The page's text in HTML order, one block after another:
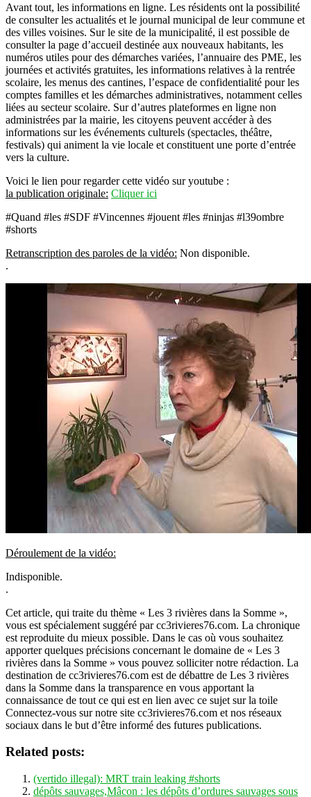
Avant tout, les informations en ligne. Les résidents ont la possibilité
de consulter les actualités et le journal municipal de leur commune et
des villes voisines. Sur le site de la municipalité, il est possible de
consulter la page d’accueil destinée aux nouveaux habitants, les
numéros utiles pour des démarches variées, l’annuaire des PME, les
journées et activités gratuites, les informations relatives à la rentrée
scolaire, les menus des cantines, l’espace de confidentialité pour les
comptes familles et les démarches administratives, notamment celles
liées au secteur scolaire. Sur d’autres plateformes en ligne non
administrées par la mairie, les citoyens peuvent accéder à des
informations sur les événements culturels (spectacles, théâtre,
festivals) qui animent la vie locale et constituent une porte d’entrée
vers la culture.
Voici le lien pour regarder cette vidéo sur youtube :
la publication originale: Cliquer ici
#Quand #les #SDF #Vincennes #jouent #les #ninjas #l39ombre
#shorts
Retranscription des paroles de la vidéo: Non disponible.
.
Déroulement de la vidéo:
Indisponible.
.
Cet article, qui traite du thème « Les 3 rivières dans la Somme »,
vous est spécialement suggéré par cc3rivieres76.com. La chronique
est reproduite du mieux possible. Dans le cas où vous souhaitez
apporter quelques précisions concernant le domaine de « Les 3
rivières dans la Somme » vous pouvez solliciter notre rédaction. La
destination de cc3rivieres76.com est de débattre de Les 3 rivières
dans la Somme dans la transparence en vous apportant la
connaissance de tout ce qui est en lien avec ce sujet sur la toile
Connectez-vous sur notre site cc3rivieres76.com et nos réseaux
sociaux dans le but d’être informé des futures publications.
Related posts:
(vertido illegal): MRT train leaking #shorts
dépôts sauvages,Mâcon : les dépôts d’ordures sauvages sous